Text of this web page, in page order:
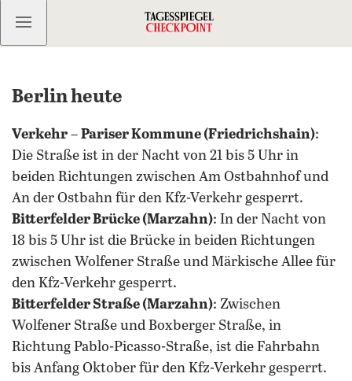
Kostenlos anmelden
Berlin heute
Verkehr – Pariser Kommune (Friedrichshain):
Die Straße ist in der Nacht von 21 bis 5 Uhr in
beiden Richtungen zwischen Am Ostbahnhof und
An der Ostbahn für den Kfz-Verkehr gesperrt.
Bitterfelder Brücke (Marzahn): In der Nacht von
18 bis 5 Uhr ist die Brücke in beiden Richtungen
zwischen Wolfener Straße und Märkische Allee für
den Kfz-Verkehr gesperrt.
Bitterfelder Straße (Marzahn): Zwischen
Wolfener Straße und Boxberger Straße, in
Richtung Pablo-Picasso-Straße, ist die Fahrbahn
bis Anfang Oktober für den Kfz-Verkehr gesperrt.